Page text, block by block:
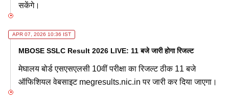
सकेंगे।
APR 07, 2026 10:36 IST
MBOSE SSLC Result 2026 LIVE: 11 बजे जारी होगा रिजल्ट
मेघालय बोर्ड एसएसएलसी 10वीं परीक्षा का रिजल्ट ठीक 11 बजे
ऑफिशियल वेबसाइट megresults.nic.in पर जारी कर दिया जाएगा।